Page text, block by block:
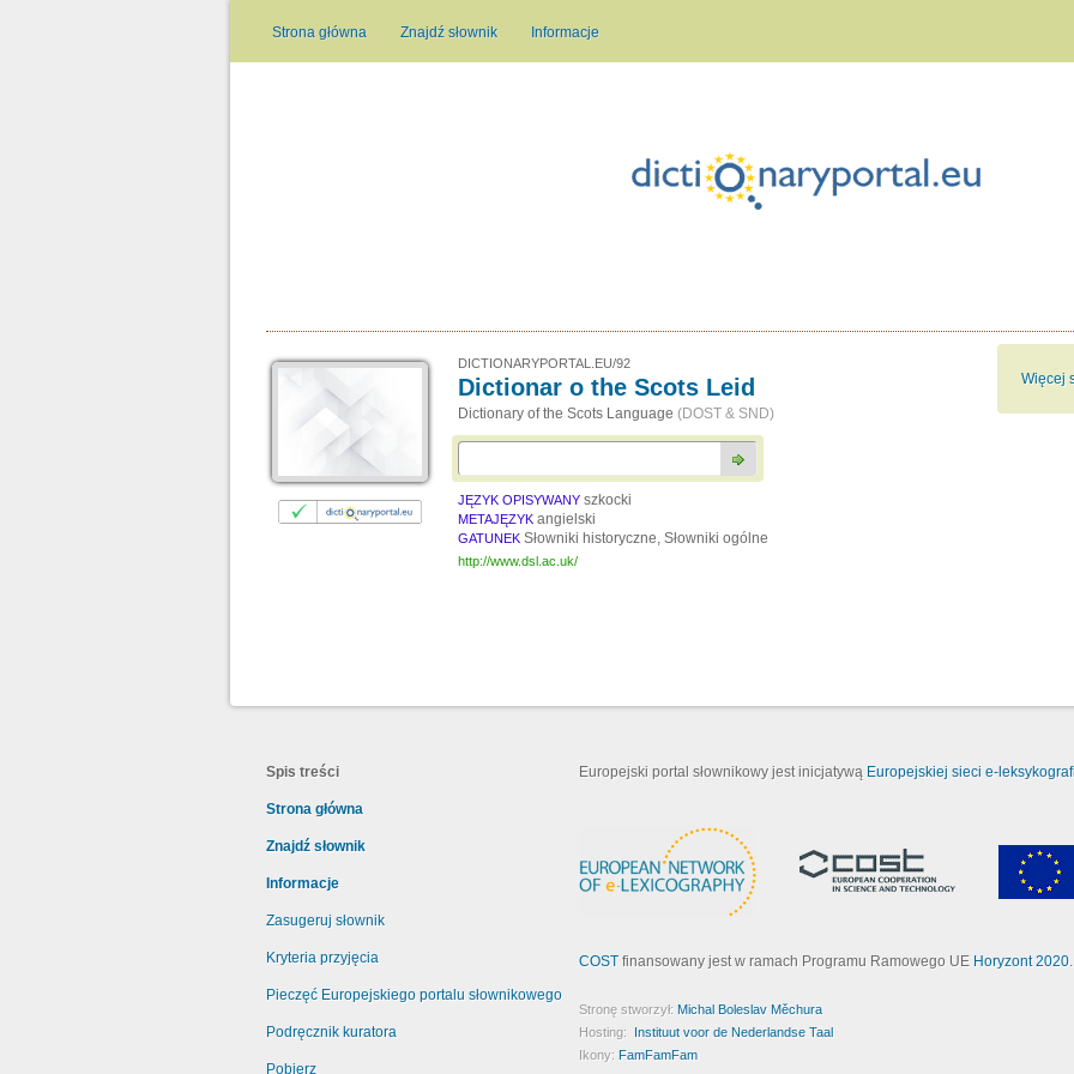
Strona główna Znajdź słownik Informacje
Więcej
DICTIONARYPORTAL.EU/92
Dictionar o the Scots Leid
Dictionary of the Scots Language (DOST & SND)
JĘZYK OPISYWANY szkocki
METAJĘZYK angielski
GATUNEK Słowniki historyczne, Słowniki ogólne
http://www.dsl.ac.uk/
Spis treści
Strona główna
Znajdź słownik
Informacje
Zasugeruj słownik
Kryteria przyjęcia
Pieczęć Europejskiego portalu słownikowego
Podręcznik kuratora
Pobierz
Europejski portal słownikowy jest inicjatywą Europejskiej sieci e-
COSTfinansowany jest w ramach Programu Ramowego UE Horyzont 2020.
Stronę stworzył: Michal Boleslav Měchura
Hosting: Instituut voor de Nederlandse Taal
Ikony: FamFamFam